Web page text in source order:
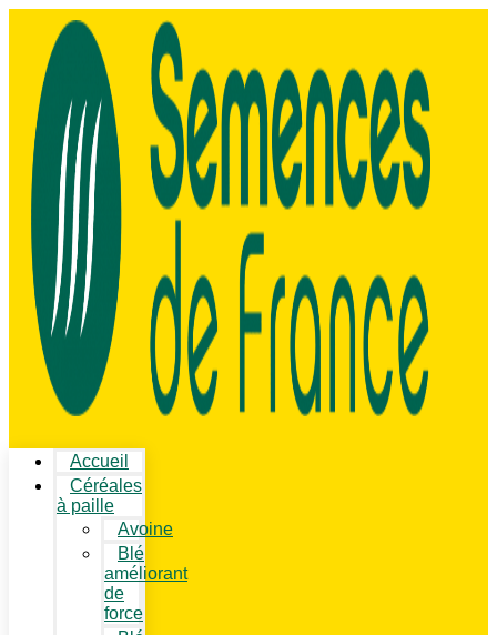
Accueil
Céréales
à paille
Avoine
Blé
améliorant
de
force